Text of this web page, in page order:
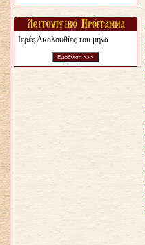
Ιερές Ακολουθίες του μήνα